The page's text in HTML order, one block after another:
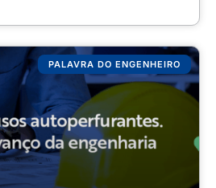
PALAVRA DO ENGENHEIRO